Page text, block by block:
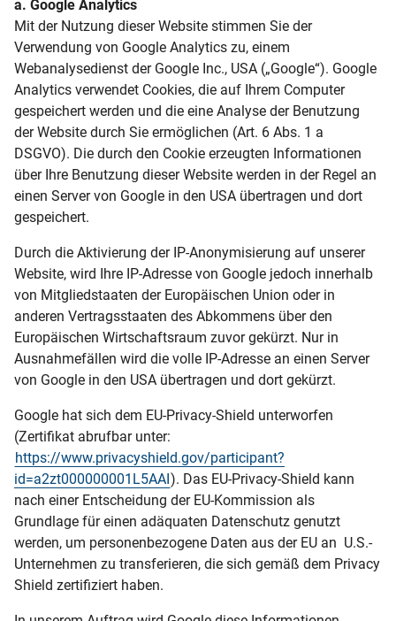
a. Google Analytics
Mit der Nutzung dieser Website stimmen Sie der
Verwendung von Google Analytics zu, einem
Webanalysedienst der Google Inc., USA („Google“). Google
Analytics verwendet Cookies, die auf Ihrem Computer
gespeichert werden und die eine Analyse der Benutzung
der Website durch Sie ermöglichen (Art. 6 Abs. 1 a
DSGVO). Die durch den Cookie erzeugten Informationen
über Ihre Benutzung dieser Website werden in der Regel an
einen Server von Google in den USA übertragen und dort
gespeichert.
Durch die Aktivierung der IP-Anonymisierung auf unserer
Website, wird Ihre IP-Adresse von Google jedoch innerhalb
von Mitgliedstaaten der Europäischen Union oder in
anderen Vertragsstaaten des Abkommens über den
Europäischen Wirtschaftsraum zuvor gekürzt. Nur in
Ausnahmefällen wird die volle IP-Adresse an einen Server
von Google in den USA übertragen und dort gekürzt.
Google hat sich dem EU-Privacy-Shield unterworfen
(Zertifikat abrufbar unter:
https://www.privacyshield.gov/participant?
id=a2zt000000001L5AAI). Das EU-Privacy-Shield kann
nach einer Entscheidung der EU-Kommission als
Grundlage für einen adäquaten Datenschutz genutzt
werden, um personenbezogene Daten aus der EU an U.S.-
Unternehmen zu transferieren, die sich gemäß dem Privacy
Shield zertifiziert haben.